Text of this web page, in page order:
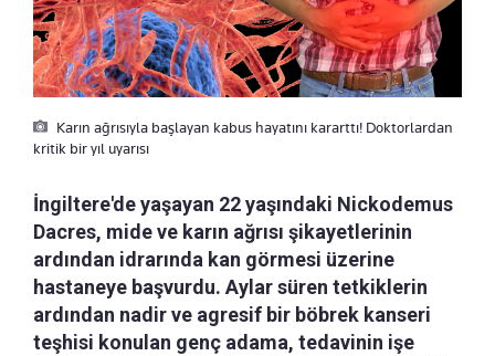
Karın ağrısıyla başlayan kabus hayatını kararttı! Doktorlardan
kritik bir yıl uyarısı
İngiltere'de yaşayan 22 yaşındaki Nickodemus
Dacres, mide ve karın ağrısı şikayetlerinin
ardından idrarında kan görmesi üzerine
hastaneye başvurdu. Aylar süren tetkiklerin
ardından nadir ve agresif bir böbrek kanseri
teşhisi konulan genç adama, tedavinin işe